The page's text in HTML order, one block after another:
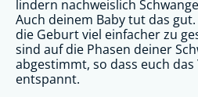
lindern nachweislich
Auch deinem Baby tut das
die Geburt viel einfacher zu
sind auf die Phasen deiner
abgestimmt, so dass euch
entspannt.